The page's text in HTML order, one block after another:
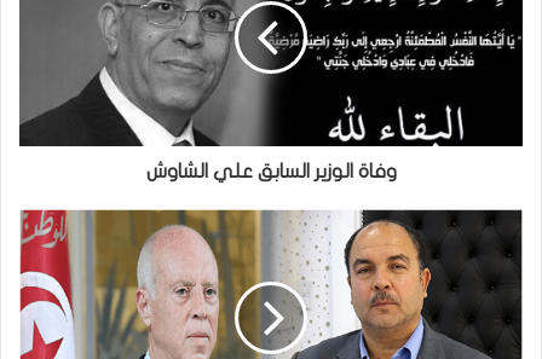
وفاة الوزير السابق علي الشاوش